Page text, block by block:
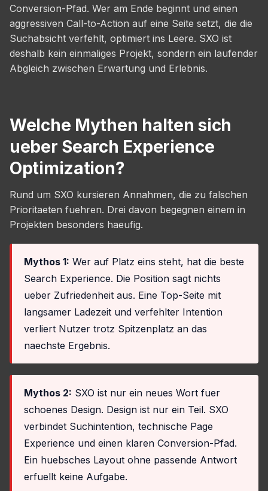
Conversion-Pfad. Wer am Ende beginnt und einen
aggressiven Call-to-Action auf eine Seite setzt, die die
Suchabsicht verfehlt, optimiert ins Leere. SXO ist
deshalb kein einmaliges Projekt, sondern ein laufender
Abgleich zwischen Erwartung und Erlebnis.
Welche Mythen halten sich
ueber Search Experience
Optimization?
Rund um SXO kursieren Annahmen, die zu falschen
Prioritaeten fuehren. Drei davon begegnen einem in
Projekten besonders haeufig.
Mythos 1: Wer auf Platz eins steht, hat die beste
Search Experience. Die Position sagt nichts
ueber Zufriedenheit aus. Eine Top-Seite mit
langsamer Ladezeit und verfehlter Intention
verliert Nutzer trotz Spitzenplatz an das
naechste Ergebnis.
Mythos 2: SXO ist nur ein neues Wort fuer
schoenes Design. Design ist nur ein Teil. SXO
verbindet Suchintention, technische Page
Experience und einen klaren Conversion-Pfad.
Ein huebsches Layout ohne passende Antwort
erfuellt keine Aufgabe.